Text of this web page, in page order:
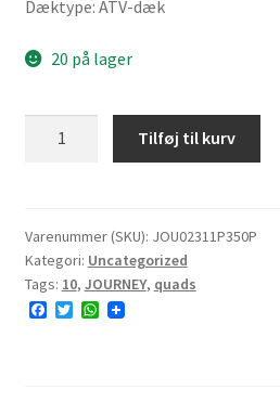
Dæktype: ATV-dæk
20 på lager
20F
6PR
TL
NHS
Tilføj til kurv
Varenummer (SKU): JOU02311P350P
Kategori: Uncategorized
Tags: 10, JOURNEY, quads
F
T
W